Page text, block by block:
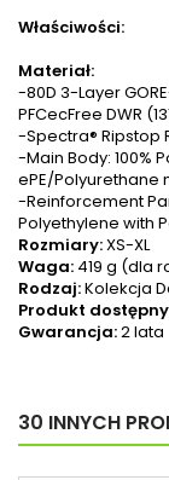
Właściwości:
Materiał:
-80D 3-Layer
PFCecFree DWR
-Spectra® Ripstop
-Main Body: 100%
ePE/Polyurethane
-Reinforcement
Polyethylene with
Rozmiary:XS-XL
Waga: 419 g (dla
Rodzaj:Kolekcja
Produkt
Gwarancja:2 lata
30 INNYCH